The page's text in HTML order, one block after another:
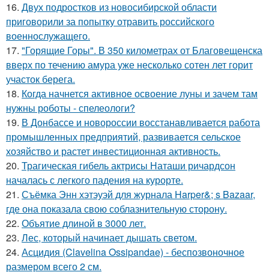
16. Двух подростков из новосибирской области
приговорили за попытку отравить российского
военнослужащего.
17. "Горящие Горы". В 350 километрах от Благовещенска
вверх по течению амура уже несколько сотен лет горит
участок берега.
18. Когда начнется активное освоение луны и зачем там
нужны роботы - спелеологи?
19. В Донбассе и новороссии восстанавливается работа
промышленных предприятий, развивается сельское
хозяйство и растет инвестиционная активность.
20. Трагическая гибель актрисы Наташи ричардсон
началась с легкого падения на курорте.
21. Съёмка Энн хэтэуэй для журнала Harper&; s Bazaar,
где она показала свою соблазнительную сторону.
22. Объятие длиной в 3000 лет.
23. Лес, который начинает дышать светом.
24. Асцидия (Clavelina Ossipandae) - беспозвоночное
размером всего 2 см.